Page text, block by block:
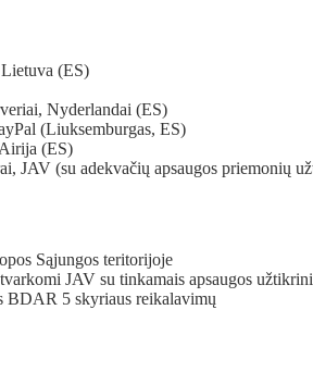
(ES)
Nyderlandai (ES)
(Liuksemburgas, ES)
(ES)
JAV (su adekvačių apsaugos priemonių
Sąjungos teritorijoje
JAV su tinkamais apsaugos
BDAR 5 skyriaus reikalavimų